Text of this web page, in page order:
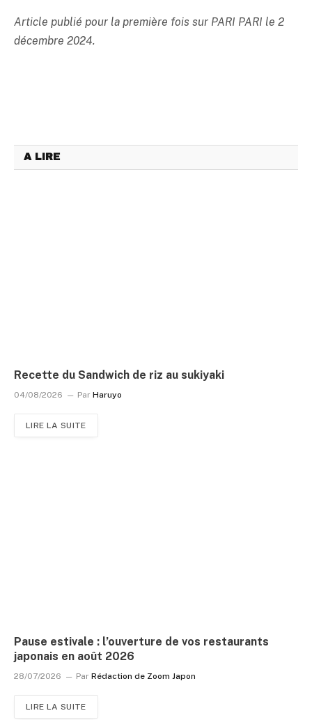
Article publié pour la première fois sur PARI PARI le 2
décembre 2024.
A LIRE
Recette du Sandwich de riz au sukiyaki
04/08/2026 Par Haruyo
LIRE LA SUITE
Pause estivale : l’ouverture de vos restaurants
japonais en août 2026
28/07/2026 Par Rédaction de Zoom Japon
LIRE LA SUITE